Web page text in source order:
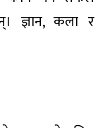
ज्ञान, कला र